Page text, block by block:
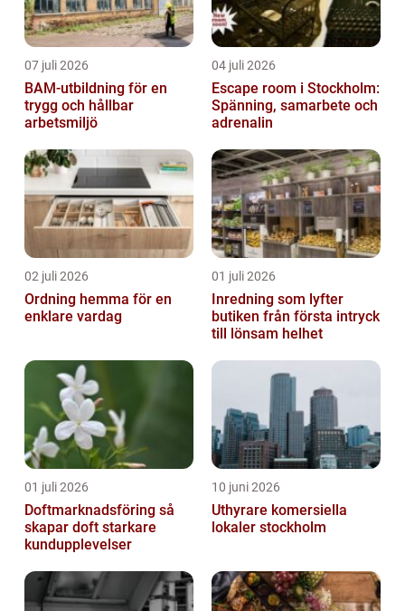
07 juli 2026
BAM-utbildning för en
trygg och hållbar
arbetsmiljö
04 juli 2026
Escape room i Stockholm:
Spänning, samarbete och
adrenalin
02 juli 2026
Ordning hemma för en
enklare vardag
01 juli 2026
Inredning som lyfter
butiken från första intryck
till lönsam helhet
01 juli 2026
Doftmarknadsföring så
skapar doft starkare
kundupplevelser
10 juni 2026
Uthyrare komersiella
lokaler stockholm